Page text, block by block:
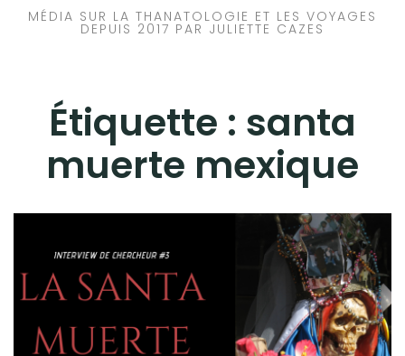
MÉDIA SUR LA THANATOLOGIE ET LES VOYAGES
DEPUIS 2017 PAR JULIETTE CAZES
Étiquette : santa
muerte mexique